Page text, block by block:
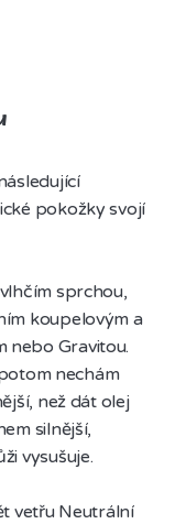
pokožky svojí
sprchou,
koupelovým a
nebo Gravitou.
nechám
než dát olej
silnější,
vysušuje.
vetřu Neutrální